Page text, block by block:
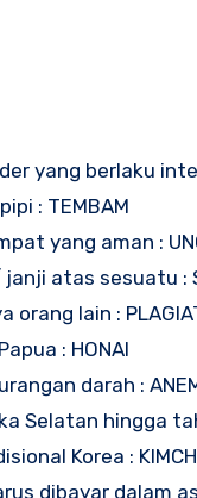
yang berlaku
: TEMBAM
yang aman :
atas sesuatu :
orang lain :
: HONAI
darah :
Selatan hingga
Korea :
dibayar dalam